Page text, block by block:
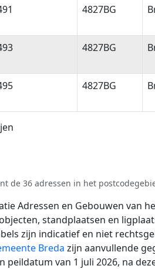
4827BG
4827BG
4827BG
de 36 adressen in het
Adressen en Gebouwen van
standplaatsen en
zijn indicatief en niet
Breda zijn aanvullende
peildatum van 1 juli 2026, na